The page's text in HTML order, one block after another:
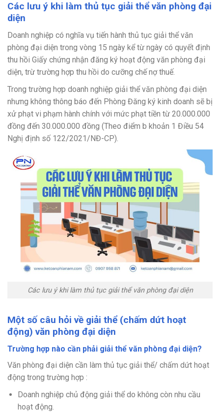
Các lưu ý khi làm thủ tục giải thể văn phòng đại
diện
Doanh nghiệp có nghĩa vụ tiến hành thủ tục giải thể văn
phòng đại diện trong vòng 15 ngày kể từ ngày có quyết định
thu hồi Giấy chứng nhận đăng ký hoạt động văn phòng đại
diện, trừ trường hợp thu hồi do cưỡng chế nợ thuế.
Trong trường hợp doanh nghiệp giải thể văn phòng đại diện
nhưng không thông báo đến Phòng Đăng ký kinh doanh sẽ bị
xử phạt vi phạm hành chính với mức phạt tiền từ 20.000.000
đồng đến 30.000.000 đồng (Theo điểm b khoản 1 Điều 54
Nghị định số 122/2021/NĐ-CP).
Các lưu ý khi làm thủ tục giải thể văn phòng đại diện
Một số câu hỏi về giải thể (chấm dứt hoạt
động) văn phòng đại diện
Trường hợp nào cần phải giải thể văn phòng đại diện?
Văn phòng đại diện cần làm thủ tục giải thể/ chấm dứt hoạt
động trong trường hợp :
Doanh nghiệp chủ động giải thể do không còn nhu cầu
hoạt động.